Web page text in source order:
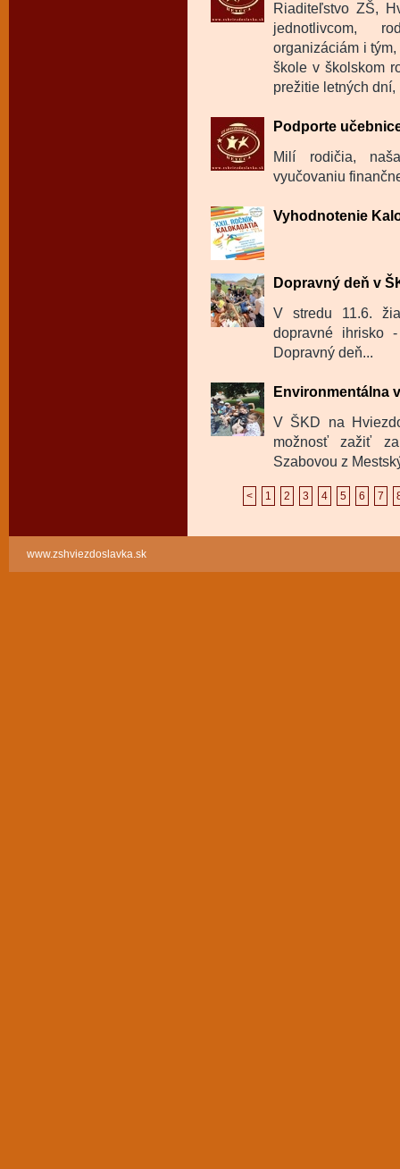
Riaditeľstvo ZŠ,
jednotlivcom,
organizáciám i
škole v školskom
prežitie letných
Podporte
Milí rodičia,
vyučovaniu
Vyhodnotenie
Dopravný deň v
V stredu 11.6.
dopravné ihrisko
Dopravný deň...
Environmentálna
V ŠKD na
možnosť zažiť
Szabovou z
< 1 2 3 4 5 6 7
www.zshviezdoslavka.sk